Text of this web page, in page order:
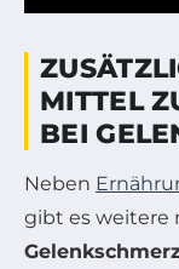
MITTEL
BEI
Neben
gibt es weitere